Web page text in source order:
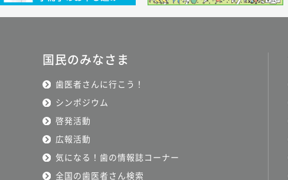
国民のみなさま
歯医者さんに行こう！
シンポジウム
啓発活動
広報活動
気になる！歯の情報誌コーナー
全国の歯医者さん検索